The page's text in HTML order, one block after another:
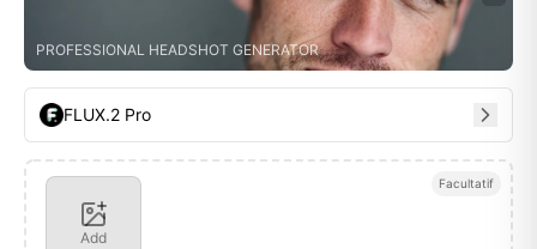
PROFESSIONAL HEADSHOT GENERATOR
FLUX.2 Pro
Facultatif
Add